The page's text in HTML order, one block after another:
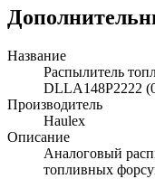
Название
Распылитель
DLLA148P2222
Производитель
Haulex
Описание
Аналоговый
топливных